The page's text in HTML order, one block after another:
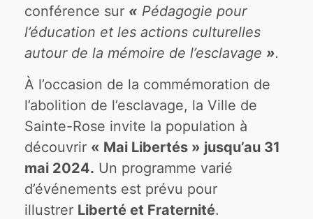
conférence sur « Pédagogie pour
l’éducation et les actions culturelles
autour de la mémoire de l’esclavage».
À l’occasion de la commémoration de
l’abolition de l’esclavage, la Ville de
Sainte-Rose invite la population à
découvrir « Mai Libertés » jusqu’au 31
mai 2024. Un programme varié
d’événements est prévu pour
illustrer Liberté et Fraternité.